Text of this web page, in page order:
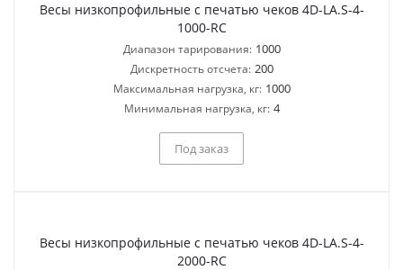
Весы низкопрофильные с печатью чеков 4D-LA.S-4-
1000-RC
Диапазон тарирования: 1000
Дискретность отсчета: 200
Максимальная нагрузка, кг: 1000
Минимальная нагрузка, кг: 4
Под заказ
Весы низкопрофильные с печатью чеков 4D-LA.S-4-
2000-RC